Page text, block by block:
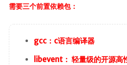
需要三个前置依赖包：
gcc：c语言编译器
libevent： 轻量级的开源高
SpringBoot
SpringSecurity